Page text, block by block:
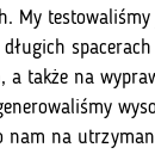
My testowaliśmy
a także na
nam na